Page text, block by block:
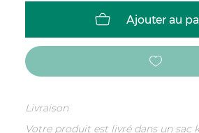
Ajouter au
Livraison
Votre produit est livré dans un sac